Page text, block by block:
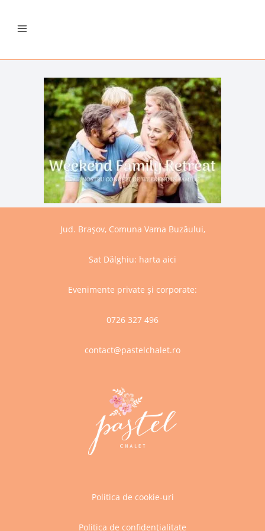
Jud. Brașov, Comuna Vama Buzăului,
Sat Dălghiu: harta aici
Evenimente private și corporate:
0726 327 496
contact@pastelchalet.ro
Politica de cookie-uri
Politica de confidențialitate